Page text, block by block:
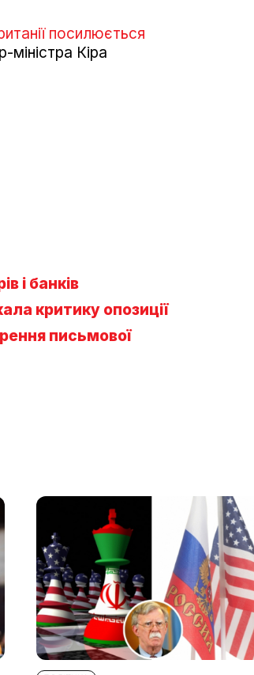
посилюється
Кіра
і банків
критику опозиції
письмової